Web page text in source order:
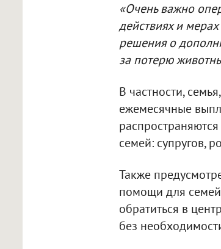
«Очень важно
действиях и
решения о
за потерю
В частности,
ежемесячные
семей: супругов,
Также
помощи для
обратиться в
без